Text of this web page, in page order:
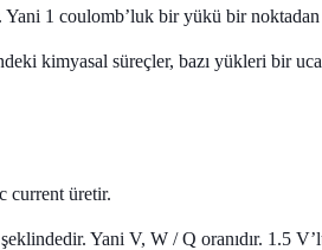
Yani 1 coulomb’luk bir yükü bir
kimyasal süreçler, bazı yükleri bir
current üretir.
Yani V, W / Q oranıdır. 1.5